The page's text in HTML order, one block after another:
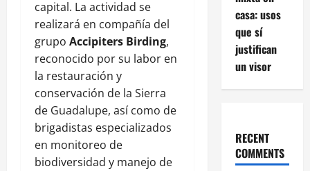
capital. La actividad se
realizará en compañía del
grupo Accipiters Birding,
reconocido por su labor en
la restauración y
conservación de la Sierra
de Guadalupe, así como de
brigadistas especializados
en monitoreo de
biodiversidad y manejo de
casa: usos
que sí
justifican
un visor
RECENT
COMMENTS